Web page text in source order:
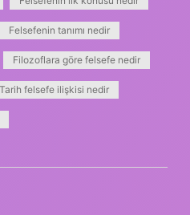
Felsefenin tanımı nedir
Filozoflara göre felsefe nedir
Tarih felsefe ilişkisi nedir